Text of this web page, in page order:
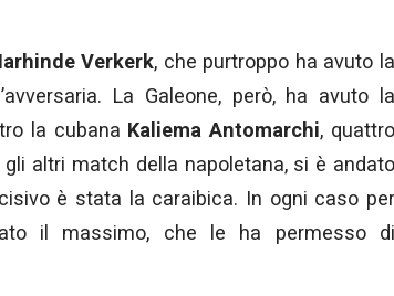
Verkerk, che purtroppo ha avuto
La Galeone, però, ha avuto la
la cubana Kaliema Antomarchi,
altri match della napoletana, si è andato
è stata la caraibica. In ogni caso per
il massimo, che le ha permesso di